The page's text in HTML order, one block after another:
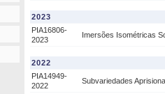
2023
PIA16806-
2023
Imersões Isométricas
2022
PIA14949-
2022
Subvariedades